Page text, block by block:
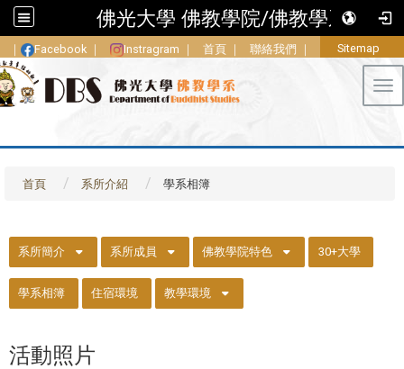
佛光大學 佛教學院/佛教學系
｜ Facebook ｜ Instragram ｜ 首頁 ｜ 聯絡我們 ｜ Sitemap
首頁 系所介紹 學系相簿
系所簡介 系所成員 佛教學院特色 30+大學
學系相簿 住宿環境 教學環境
活動照片